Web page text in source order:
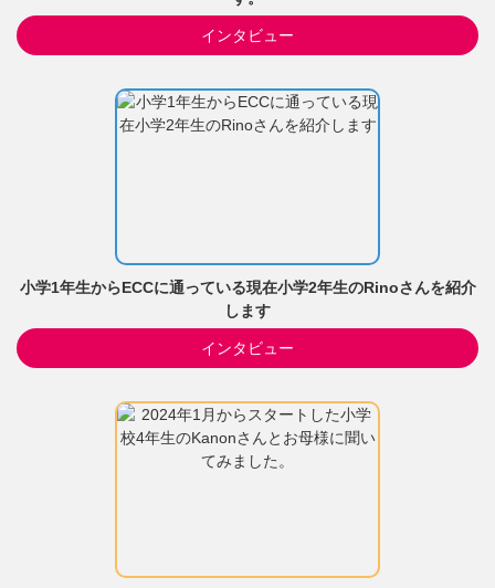
インタビュー
小学1年生からECCに通っている現在小学2年生のRinoさんを紹介
します
インタビュー